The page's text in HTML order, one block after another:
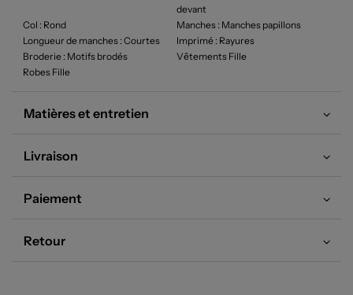
devant
Col : Rond Manches : Manches papillons
Longueur de manches : Courtes Imprimé : Rayures
Broderie : Motifs brodés
Vêtements Fille
Robes Fille
Matières et entretien
Livraison
Paiement
Retour